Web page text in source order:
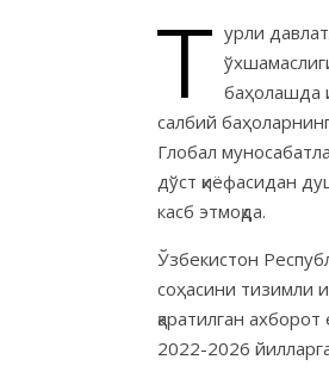
Т урли
баҳолашда
салбий
Глобал
дўст қиёфасидан
касб этмоқда.
Ўзбекистон
соҳасини тизимли
қаратилган
2022-2026